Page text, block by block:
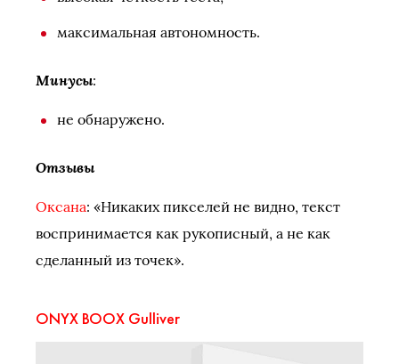
максимальная автономность.
Минусы:
не обнаружено.
Отзывы
Оксана: «Никаких пикселей не видно, текст
воспринимается как рукописный, а не как
сделанный из точек».
ONYX BOOX Gulliver